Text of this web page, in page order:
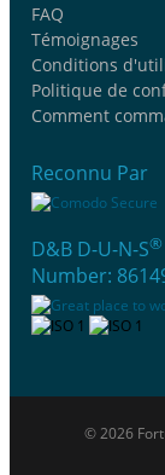
FAQ
Témoignages
Conditions
Politique de
Comment
Reconnu Par
D&B D-U-N-S®
Number:
© 2026